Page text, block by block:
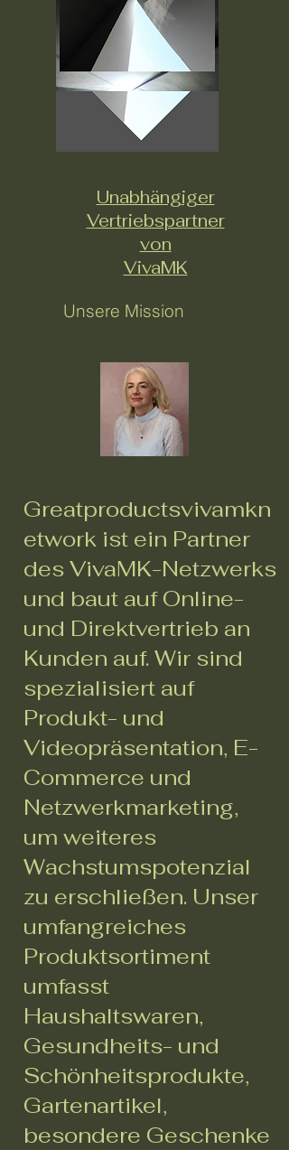
Unabhängiger
Vertriebspartner
von
VivaMK
Unsere Mission
Greatproductsvivamkn
etwork ist ein Partner
des VivaMK-Netzwerks
und baut auf Online-
und Direktvertrieb an
Kunden auf. Wir sind
spezialisiert auf
Produkt- und
Videopräsentation, E-
Commerce und
Netzwerkmarketing,
um weiteres
Wachstumspotenzial
zu erschließen. Unser
umfangreiches
Produktsortiment
umfasst
Haushaltswaren,
Gesundheits- und
Schönheitsprodukte,
Gartenartikel,
besondere Geschenke